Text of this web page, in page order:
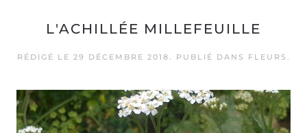
L'ACHILLÉE MILLEFEUILLE
RÉDIGÉ LE 29 DÉCEMBRE 2018. PUBLIÉ DANS FLEURS .